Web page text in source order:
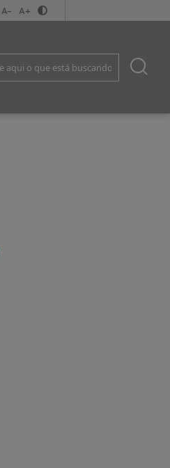
A- A+